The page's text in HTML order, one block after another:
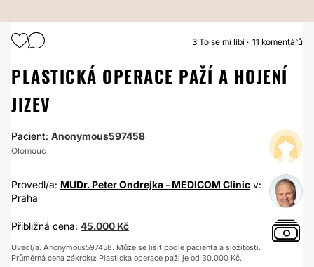
PLASTICKÁ OPERACE PAŽÍ
3 To se mi líbí 11 komentářů
PLASTICKÁ OPERACE PAŽÍ A HOJENÍ
JIZEV
Pacient: Anonymous597458
Olomouc
Provedl/a: MUDr. Peter Ondrejka - MEDICOM Clinic v:
Praha
Přibližná cena: 45.000 Kč
Uvedl/a: Anonymous597458. Může se lišit podle pacienta a složitosti.
Průměrná cena zákroku: Plastická operace paží je od 30.000 Kč.